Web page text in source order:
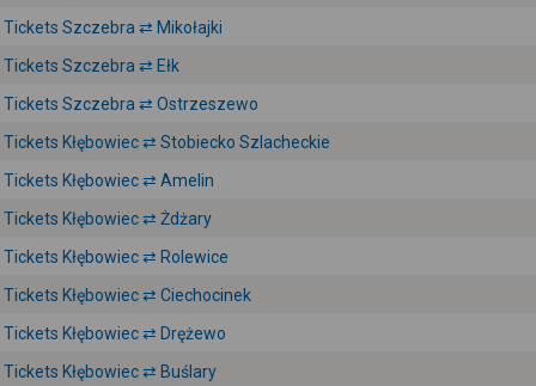
Tickets Szczebra ⇄ Mikołajki
Tickets Szczebra ⇄ Ełk
Tickets Szczebra ⇄ Ostrzeszewo
Tickets Kłębowiec ⇄ Stobiecko Szlacheckie
Tickets Kłębowiec ⇄ Amelin
Tickets Kłębowiec ⇄ Żdżary
Tickets Kłębowiec ⇄ Rolewice
Tickets Kłębowiec ⇄ Ciechocinek
Tickets Kłębowiec ⇄ Drężewo
Tickets Kłębowiec ⇄ Buślary